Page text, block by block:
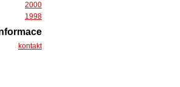
2000
1998
kontakt